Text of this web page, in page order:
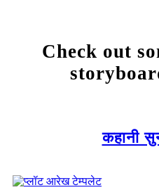
Check out
कहानी